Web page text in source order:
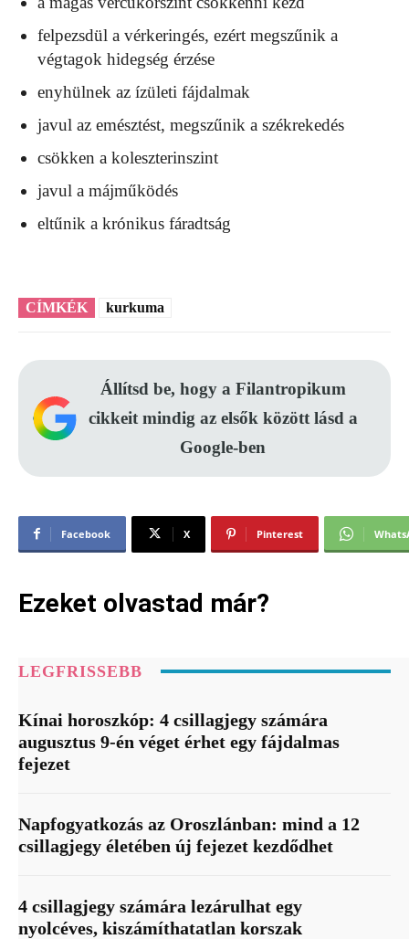
felpezsdül a vérkeringés, ezért megszűnik a
végtagok hidegség érzése
enyhülnek az ízületi fájdalmak
javul az emésztést, megszűnik a székrekedés
csökken a koleszterinszint
javul a májműködés
eltűnik a krónikus fáradtság
CÍMKÉK kurkuma
Állítsd be, hogy a Filantropikum
cikkeit mindig az elsők között lásd a
Google-ben
Facebook X Pinterest
Ezeket olvastad már?
LEGFRISSEBB
Kínai horoszkóp: 4 csillagjegy számára
augusztus 9-én véget érhet egy fájdalmas
fejezet
Napfogyatkozás az Oroszlánban: mind a 12
csillagjegy életében új fejezet kezdődhet
4 csillagjegy számára lezárulhat egy
nyolcéves, kiszámíthatatlan korszak